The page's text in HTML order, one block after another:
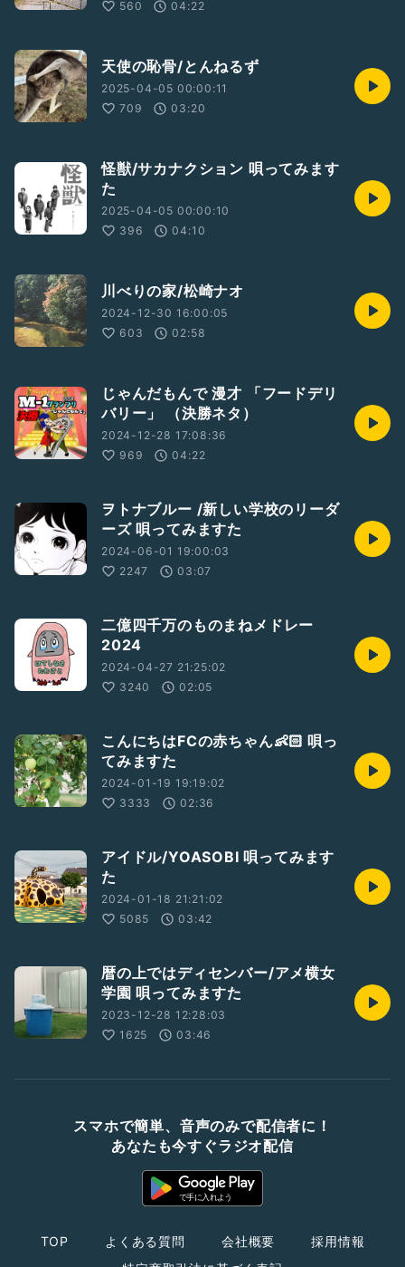
560
04:22
天使の恥骨/とんねるず
2025-04-05 00:00:11
709
03:20
怪獣/サカナクション 唄ってみます
た
2025-04-05 00:00:10
396
04:10
川べりの家/松崎ナオ
2024-12-30 16:00:05
603
02:58
じゃんだもんで 漫才 「フードデリ
バリー」 （決勝ネタ）
2024-12-28 17:08:36
969
04:22
ヲトナブルー /新しい学校のリーダ
ーズ 唄ってみますた
2024-06-01 19:00:03
2247
03:07
二億四千万のものまねメドレー
2024
2024-04-27 21:25:02
3240
02:05
こんにちはFCの赤ちゃん👶🏻 唄っ
てみますた
2024-01-19 19:19:02
3333
02:36
アイドル/YOASOBI 唄ってみます
た
2024-01-18 21:21:02
5085
03:42
暦の上ではディセンバー/アメ横女
学園 唄ってみますた
2023-12-28 12:28:03
1625
03:46
スマホで簡単、音声のみで配信者に！
あなたも今すぐラジオ配信
TOP よくある質問 会社概要
採用情報